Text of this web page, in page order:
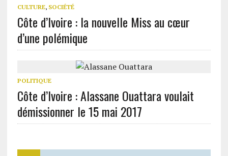
CULTURE, SOCIÉTÉ
Côte d’Ivoire : la nouvelle Miss au cœur
d’une polémique
POLITIQUE
Côte d’Ivoire : Alassane Ouattara voulait
démissionner le 15 mai 2017